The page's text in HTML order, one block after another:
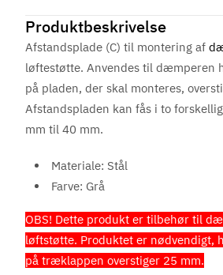
Produktbeskrivelse
Afstandsplade (C) til montering af
løftestøtte. Anvendes til dæmperen
på pladen, der skal monteres,
Afstandspladen kan fås i to
mm til 40 mm.
Materiale: Stål
Farve: Grå
OBS! Dette produkt er tilbehør til
løftstøtte. Produktet er nødvendigt,
på træklappen overstiger 25 mm.